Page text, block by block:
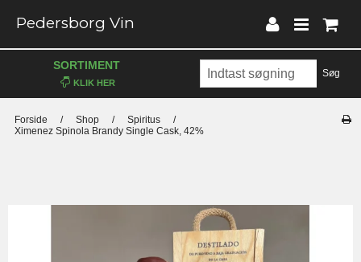
Pedersborg Vin
Søg
SORTIMENT
Forside / Shop / Spiritus
/
Ximenez Spinola Brandy Single Cask, 42%